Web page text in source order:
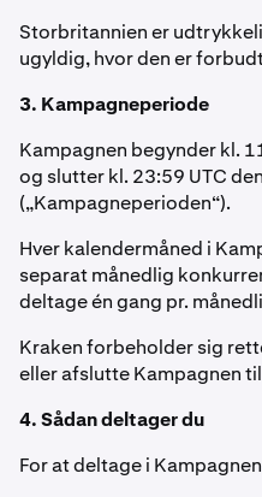
Storbritannien er
ugyldig, hvor den er
3. Kampagneperiode
Kampagnen begynder kl.
og slutter kl. 23:59 UTC
(„Kampagneperioden“).
Hver kalendermåned i
separat månedlig
deltage én gang pr.
Kraken forbeholder sig
eller afslutte Kampagnen
4. Sådan deltager du
For at deltage i